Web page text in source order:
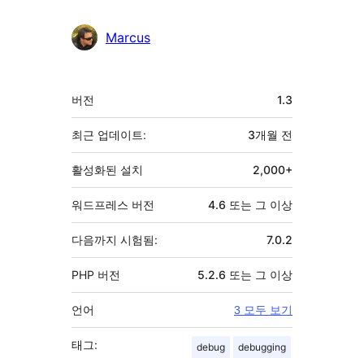
Marcus
기
초
버전 1.3
최근 업데이트: 3개월 전
활성화된 설치 2,000+
워드프레스 버전 4.6 또는 그 이상
다음까지 시험됨: 7.0.2
PHP 버전 5.2.6 또는 그 이상
언어 3 모두 보기
태그: debug debugging